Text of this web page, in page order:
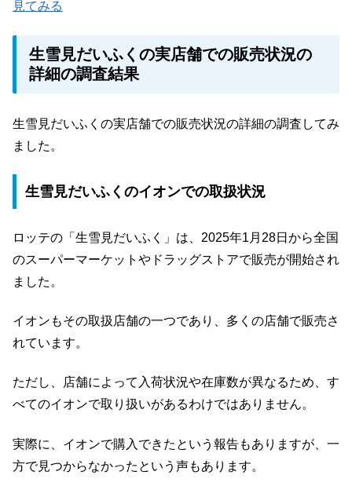
見てみる
生雪見だいふくの実店舗での販売状況の
詳細の調査結果
生雪見だいふくの実店舗での販売状況の詳細の調査してみ
ました。
生雪見だいふくのイオンでの取扱状況
ロッテの「生雪見だいふく」は、2025年1月28日から全国
のスーパーマーケットやドラッグストアで販売が開始され
ました。
イオンもその取扱店舗の一つであり、多くの店舗で販売さ
れています。
ただし、店舗によって入荷状況や在庫数が異なるため、す
べてのイオンで取り扱いがあるわけではありません。
実際に、イオンで購入できたという報告もありますが、一
方で見つからなかったという声もあります。